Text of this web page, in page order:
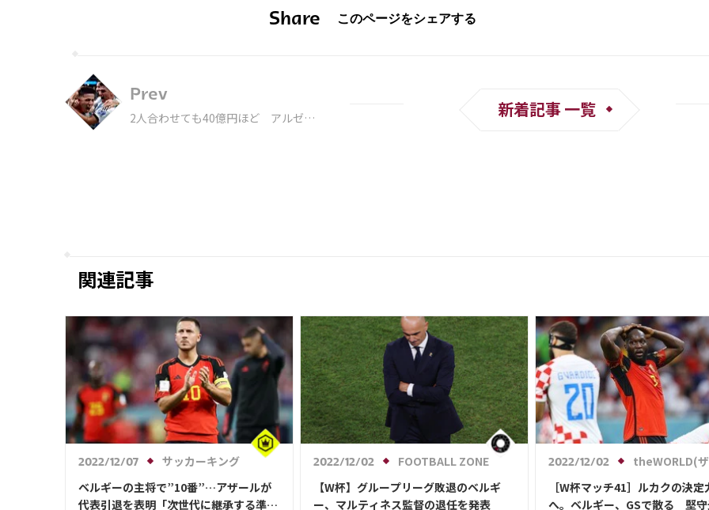
Share
Prev
2人合わせても40億円ほど アルゼン
新着記事 一覧
関連記事
2022/12/07
サッカーキング
ベルギーの主将で”10番”…アザールが
代表引退を表明「次世代に継承する準備
2022/12/02
FOOTBALL ZONE
【W杯】グループリーグ敗退のベルギ
ー、マルティネス監督の退任を発表
2022/12/02
theWORLD(ザ・ワールドWeb)
［W杯マッチ41］ルカクの決定
へ。ベルギー、GSで散る 堅守